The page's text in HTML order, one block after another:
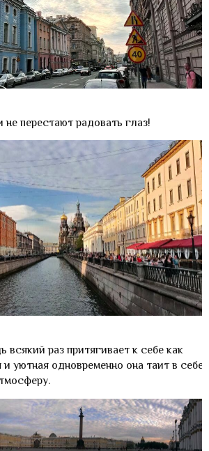
перестают радовать глаз!
раз притягивает к себе как
уютная одновременно она таит в себе